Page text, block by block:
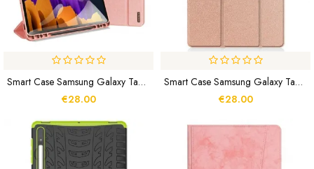
Smart Case Samsung Galaxy Tab S8 Plus / S7 Plus / S7 FE Domo Series DUX-DUCIS
€28.00
Smart Case Samsung Galaxy Tab S8 Plus / S7 Plus Trois Volets Porte-Stylet
€28.00